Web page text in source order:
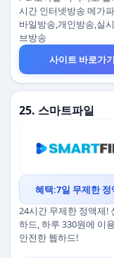
시간 인터넷방송 메가
바일방송,개인방송,실
브방송
사이트 바로가기
25. 스마트파일
혜택:7일 무제한 정
24시간 무제한 정액제!
하드, 하루 330원에 이
안전한 웹하드!